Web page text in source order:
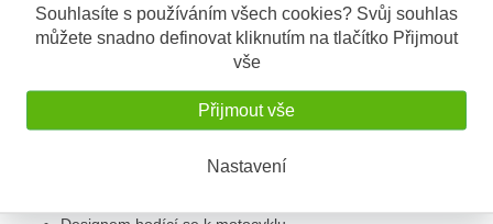
Souhlasíte s používáním všech cookies? Svůj souhlas
můžete snadno definovat kliknutím na tlačítko Přijmout
vše
Přijmout vše
Nastavení
Popis Odeslat dotaz
Popis výrobku
GIVI PR 5119 kryt chladiče motoru
V sadě kryt chladiče vody + kryt chladiče oleje